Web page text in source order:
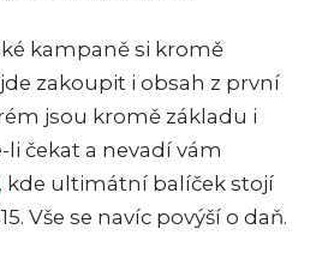
kampaně si kromě
zakoupit i obsah z první
jsou kromě základu i
čekat a nevadí vám
, kde ultimátní balíček stojí
Vše se navíc povýší o daň.